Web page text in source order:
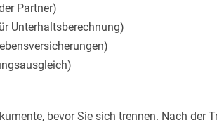
Partner)
Unterhaltsberechnung)
bevor Sie sich trennen. Nach der